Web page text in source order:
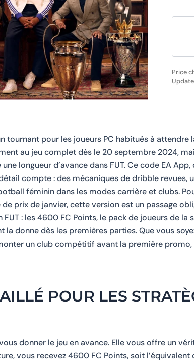
Price
tournant pour les joueurs PC habitués à
au jeu complet dès le 20 septembre 2024,
longueur d’avance dans FUT. Ce code EA
compte : des mécaniques de dribble revues,
féminin dans les modes carrière et clubs.
prix de janvier, cette version est un passage
: les 4600 FC Points, le pack de joueurs de la
la donne dès les premières parties. Que vous
un club compétitif avant la première
POUR LES
donner le jeu en avance. Elle vous offre un
vous recevez 4600 FC Points, soit